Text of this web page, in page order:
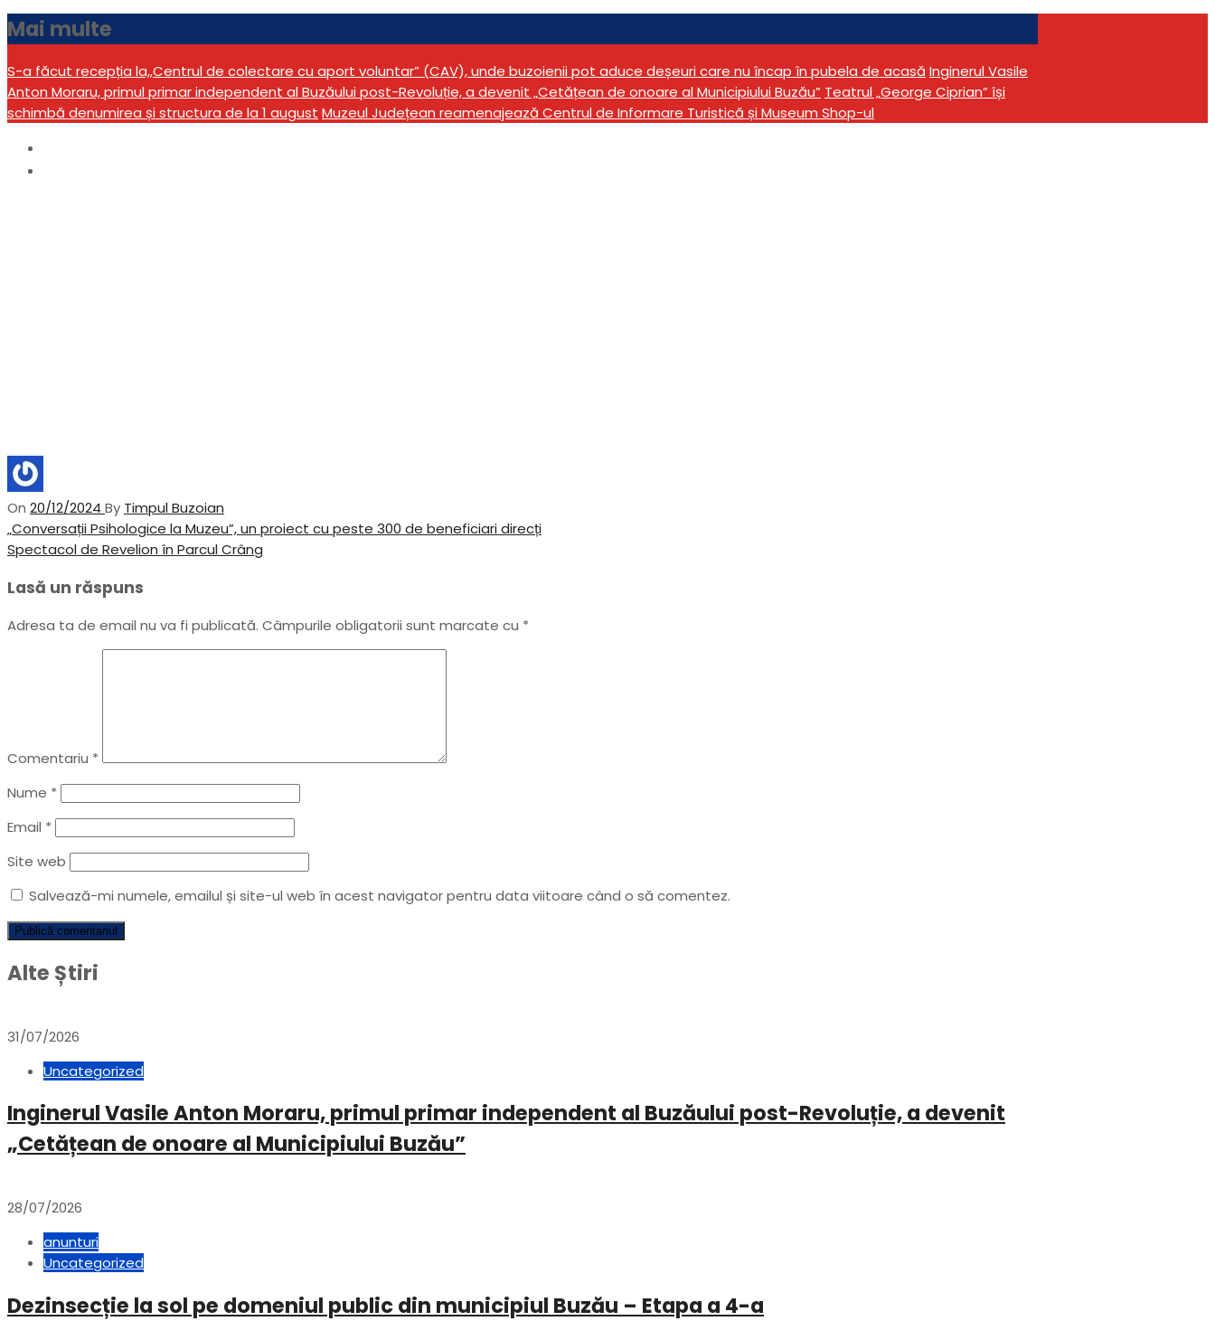
Mai multe
S-a făcut recepția la,,Centrul de colectare cu aport voluntar” (CAV), unde buzoienii pot aduce deșeuri care nu încap în pubela de acasă Inginerul Vasile
Anton Moraru, primul primar independent al Buzăului post-Revoluție, a devenit „Cetățean de onoare al Municipiului Buzău” Teatrul „George Ciprian” își
schimbă denumirea și structura de la 1 august Muzeul Județean reamenajează Centrul de Informare Turistică și Museum Shop-ul
On 20/12/2024 By Timpul Buzoian
Navigare
în
articole
Previous
Post
„Conversații Psihologice la Muzeu”, un proiect cu peste 300 de beneficiari direcți
Next
Spectacol de Revelion în Parcul Crâng
Lasă un răspuns
Adresa ta de email nu va fi publicată. Câmpurile obligatorii sunt marcate cu *
Comentariu *
Nume *
Email *
Site web
Salvează-mi numele, emailul și site-ul web în acest navigator pentru data viitoare când o să comentez.
Alte Știri
31/07/2026
Uncategorized
Inginerul Vasile Anton Moraru, primul primar independent al Buzăului post-Revoluție, a devenit
„Cetățean de onoare al Municipiului Buzău”
28/07/2026
anunturi
Uncategorized
Dezinsecție la sol pe domeniul public din municipiul Buzău – Etapa a 4-a